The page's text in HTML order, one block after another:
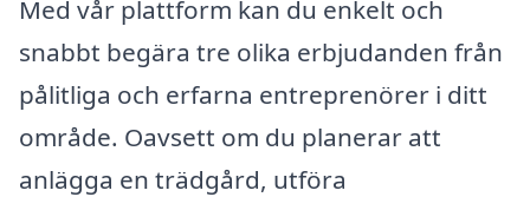
Med vår plattform kan du enkelt och
snabbt begära tre olika erbjudanden från
pålitliga och erfarna entreprenörer i ditt
område. Oavsett om du planerar att
anlägga en trädgård, utföra